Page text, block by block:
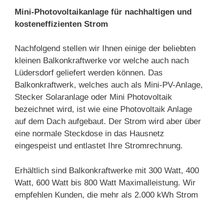
Mini-Photovoltaikanlage für nachhaltigen und
kosteneffizienten Strom
Nachfolgend stellen wir Ihnen einige der beliebten
kleinen Balkonkraftwerke vor welche auch nach
Lüdersdorf geliefert werden können. Das
Balkonkraftwerk, welches auch als Mini-PV-Anlage,
Stecker Solaranlage oder Mini Photovoltaik
bezeichnet wird, ist wie eine Photovoltaik Anlage
auf dem Dach aufgebaut. Der Strom wird aber über
eine normale Steckdose in das Hausnetz
eingespeist und entlastet Ihre Stromrechnung.
Erhältlich sind Balkonkraftwerke mit 300 Watt, 400
Watt, 600 Watt bis 800 Watt Maximalleistung. Wir
empfehlen Kunden, die mehr als 2.000 kWh Strom